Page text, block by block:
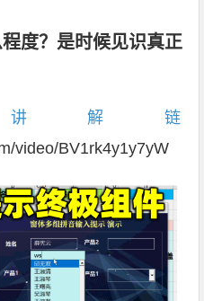
度？是时候见识真正
解链
video/BV1rk4y1y7yW